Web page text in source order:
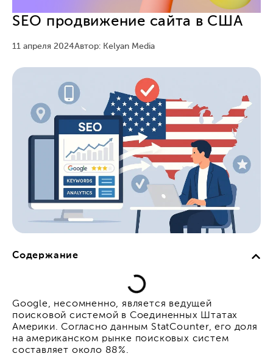
SEO продвижение сайта в США
11 апреля 2024Автор: Kelyan Media
Содержание
Google, несомненно, является ведущей
поисковой системой в Соединенных Штатах
Америки. Согласно данным StatCounter, его доля
на американском рынке поисковых систем
составляет около 88%.